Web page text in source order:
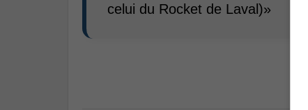
celui du Rocket de Laval)»